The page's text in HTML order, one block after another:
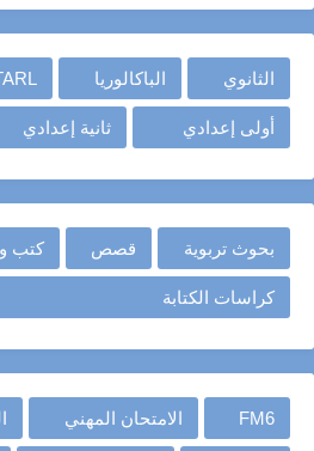
الثانوي الباكالوريا
أولى إعدادي ثانية إعدادي
بحوث تربوية قصص كتب
كراسات الكتابة
FM6 الامتحان المهني